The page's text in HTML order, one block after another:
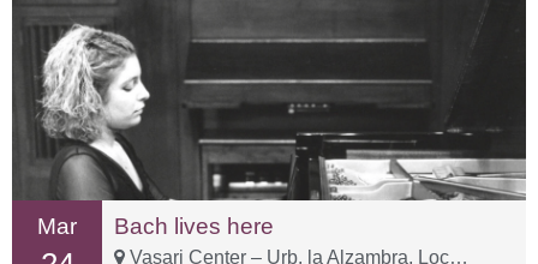
Mar Bach lives here
Vasari Center – Urb. la Alzambra, Local 3-1